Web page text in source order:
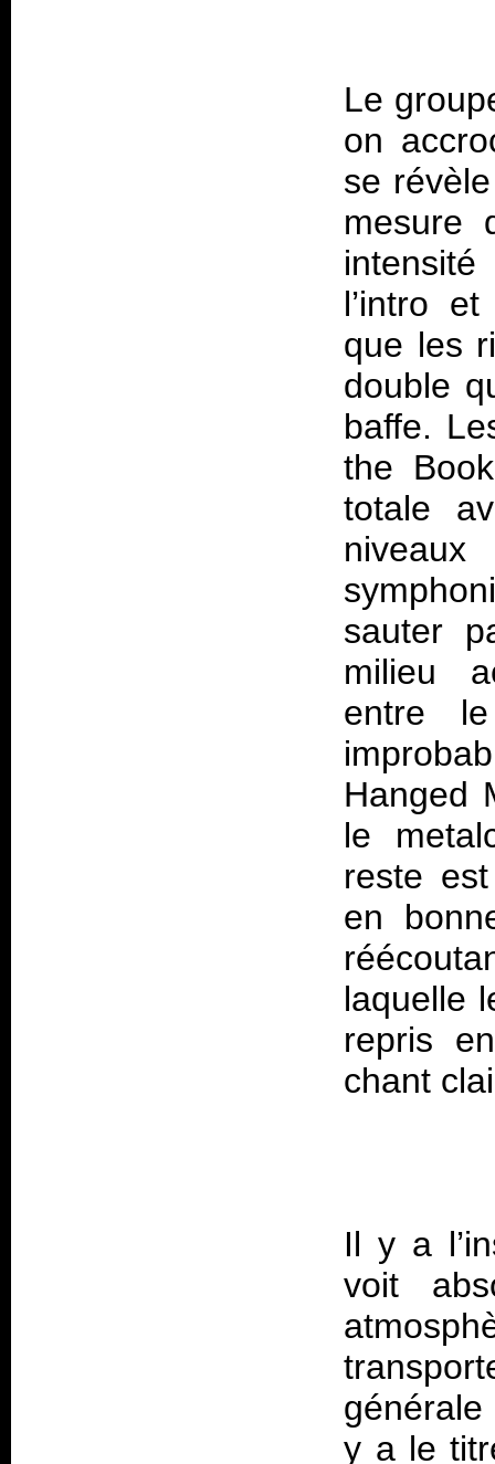
Le
on
se
mesure
l’intro
que les
double
baffe.
the
totale
sauter
milieu
entre
Hanged
le
reste
en
laquelle
repris
Il y a
voit
y a le